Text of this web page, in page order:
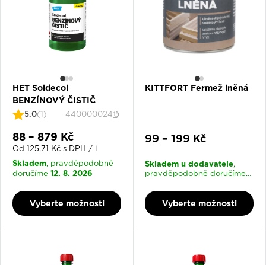
HET Soldecol
BENZÍNOVÝ ČISTIČ
5.0(1) 440000024
Slevová cena
88 – 879 Kč
Od 125,71 Kč s DPH / l
Skladem, pravděpodobně
doručíme 12. 8. 2026
Vyberte možnosti
KITTFORT Fermež lněná
Slevová cena
99 – 199 Kč
Skladem u dodavatele,
pravděpodobně doručíme
Vyberte možnosti